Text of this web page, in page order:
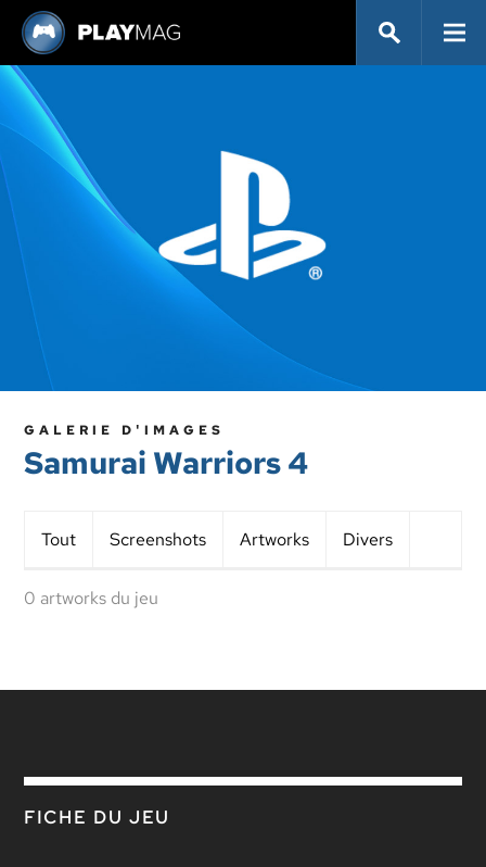
GALERIE D'IMAGES
Samurai Warriors 4
Tout Screenshots Artworks Divers
0 artworks du jeu
FICHE DU JEU